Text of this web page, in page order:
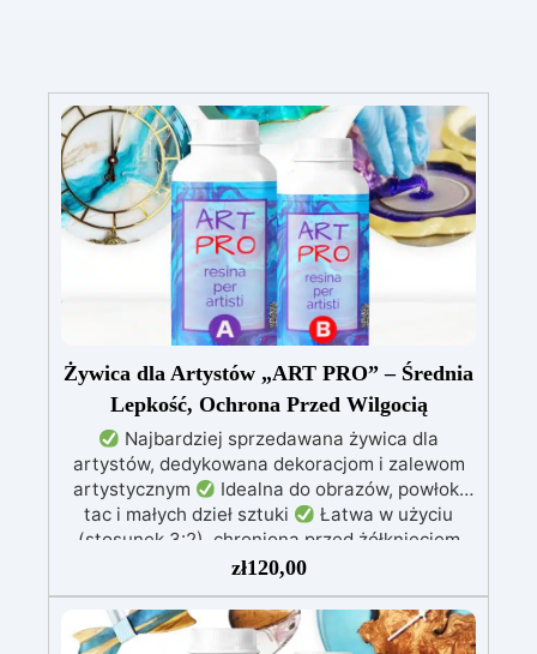
Żywica dla Artystów „ART PRO” – Średnia
Lepkość, Ochrona Przed Wilgocią
Najbardziej sprzedawana żywica dla
artystów, dedykowana dekoracjom i zalewom
artystycznym
Idealna do obrazów, powłok,
tac i małych dzieł sztuki
Łatwa w użyciu
(stosunek 3:2), chroniona przed żółknięciem
dzięki specjalnym filtrom UV
nie kapie, utrzymując precyzyjne i czyste wzory
Utwardza się w 12-24 godziny, zapewniając
błyszczącą i lśniącą powierzchnię
zł120,00